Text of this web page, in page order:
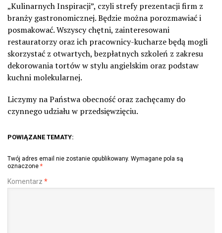
„Kulinarnych Inspiracji”, czyli strefy prezentacji firm z
branży gastronomicznej. Będzie można porozmawiać i
posmakować. Wszyscy chętni, zainteresowani
restauratorzy oraz ich pracownicy-kucharze będą mogli
skorzystać z otwartych, bezpłatnych szkoleń z zakresu
dekorowania tortów w stylu angielskim oraz podstaw
kuchni molekularnej.
Liczymy na Państwa obecność oraz zachęcamy do
czynnego udziału w przedsięwzięciu.
POWIĄZANE TEMATY:
Twój adres email nie zostanie opublikowany. Wymagane pola są
oznaczone *
Komentarz *